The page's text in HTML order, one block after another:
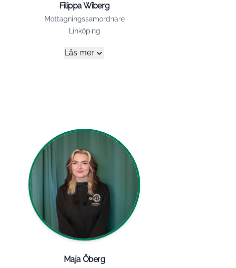
Filippa Wiberg
Mottagningssamordnare
Linköping
Läs mer
Maja Öberg